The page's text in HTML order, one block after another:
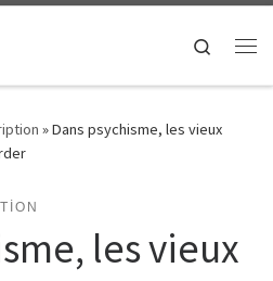
Search
»Dans psychisme, les vieux
les vieux